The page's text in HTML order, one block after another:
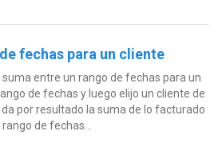
fechas para un cliente
suma entre un rango de fechas para un
de fechas y luego elijo un cliente de
da por resultado la suma de lo facturado
de fechas...